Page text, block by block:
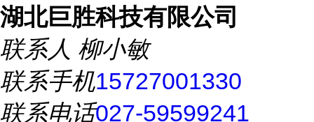
湖北巨胜科技有限公司
联系人 柳小敏
联系手机15727001330
联系电话027-59599241